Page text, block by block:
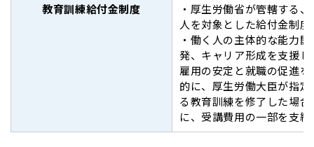
教育訓練給付金制度
・厚生労働省が管轄する、
人を対象とした給付金制度
・働く人の主体的な能力開
発、キャリア形成を支援し
雇用の安定と就職の促進を
的に、厚生労働大臣が指定
る教育訓練を修了した場合
に、受講費用の一部を支給